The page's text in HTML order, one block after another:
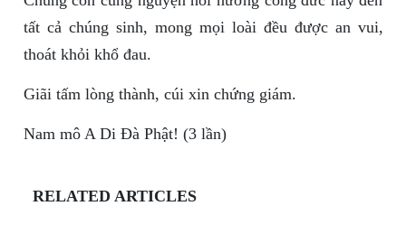
tất cả chúng sinh, mong mọi loài đều được an vui,
thoát khỏi khổ đau.
Giãi tấm lòng thành, cúi xin chứng giám.
Nam mô A Di Đà Phật! (3 lần)
RELATED ARTICLES